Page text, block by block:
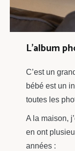
L’album
C’est un
bébé est un
toutes les
A la maison,
en ont
années :